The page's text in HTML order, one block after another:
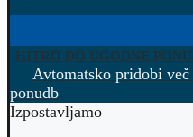
HITRO DO UGODNE
Avtomatsko pridobi
ponudb
Izpostavljamo